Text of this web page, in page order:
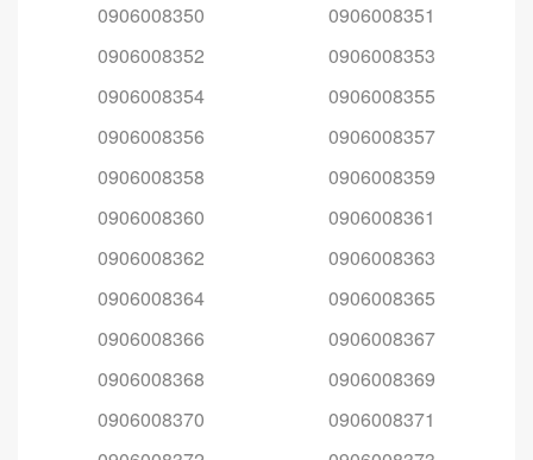
0906008350
0906008351
0906008352
0906008353
0906008354
0906008355
0906008356
0906008357
0906008358
0906008359
0906008360
0906008361
0906008362
0906008363
0906008364
0906008365
0906008366
0906008367
0906008368
0906008369
0906008370
0906008371